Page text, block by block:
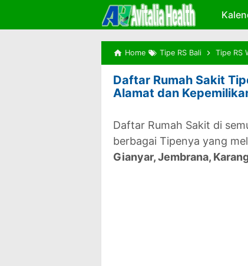
Home Tipe RS Bali Tipe RS
Daftar Rumah Sakit
Alamat dan
Daftar Rumah Sakit di
berbagai Tipenya yang
Gianyar, Jembrana,